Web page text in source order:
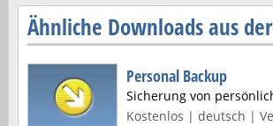
Ähnliche Downloads aus
Personal Backup
Sicherung von
Kostenlos | deutsch |